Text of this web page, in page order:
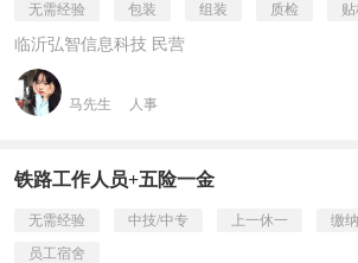
无需经验 包装 组装 质检
临沂弘智信息科技 民营
马先生 人事
铁路工作人员+五险一金
无需经验 中技/中专 上一休一 缴
员工宿舍